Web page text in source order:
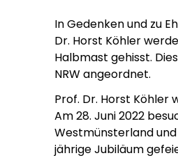
In Gedenken und zu
Dr. Horst Köhler
Halbmast gehisst.
NRW angeordnet.
Prof. Dr. Horst Köhler
Am 28. Juni 2022
Westmünsterland
jährige Jubiläum